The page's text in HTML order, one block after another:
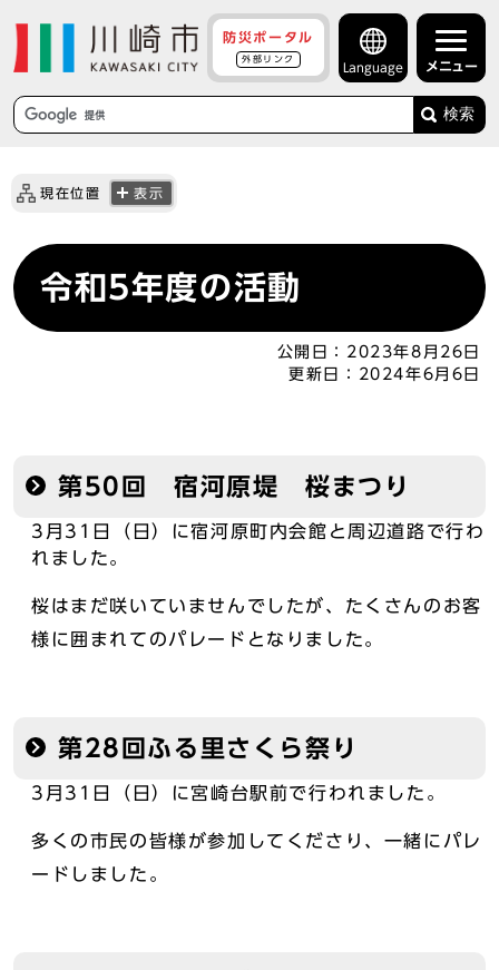
防災ポータル
外部リンク
Language メニュー
検索
現在位置 表示
令和5年度の活動
公開日： 2023年8月26日
更新日：
2024年6月6日
第50回 宿河原堤 桜まつり
3月31日（日）に宿河原町内会館と周辺道路で行わ
れました。
桜はまだ咲いていませんでしたが、たくさんのお客
様に囲まれてのパレードとなりました。
第28回ふる里さくら祭り
3月31日（日）に宮崎台駅前で行われました。
多くの市民の皆様が参加してくださり、一緒にパレ
ードしました。